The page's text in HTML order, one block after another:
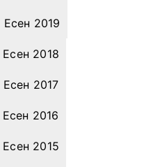
Есен 2019
Есен 2018
Есен 2017
Есен 2016
Есен 2015